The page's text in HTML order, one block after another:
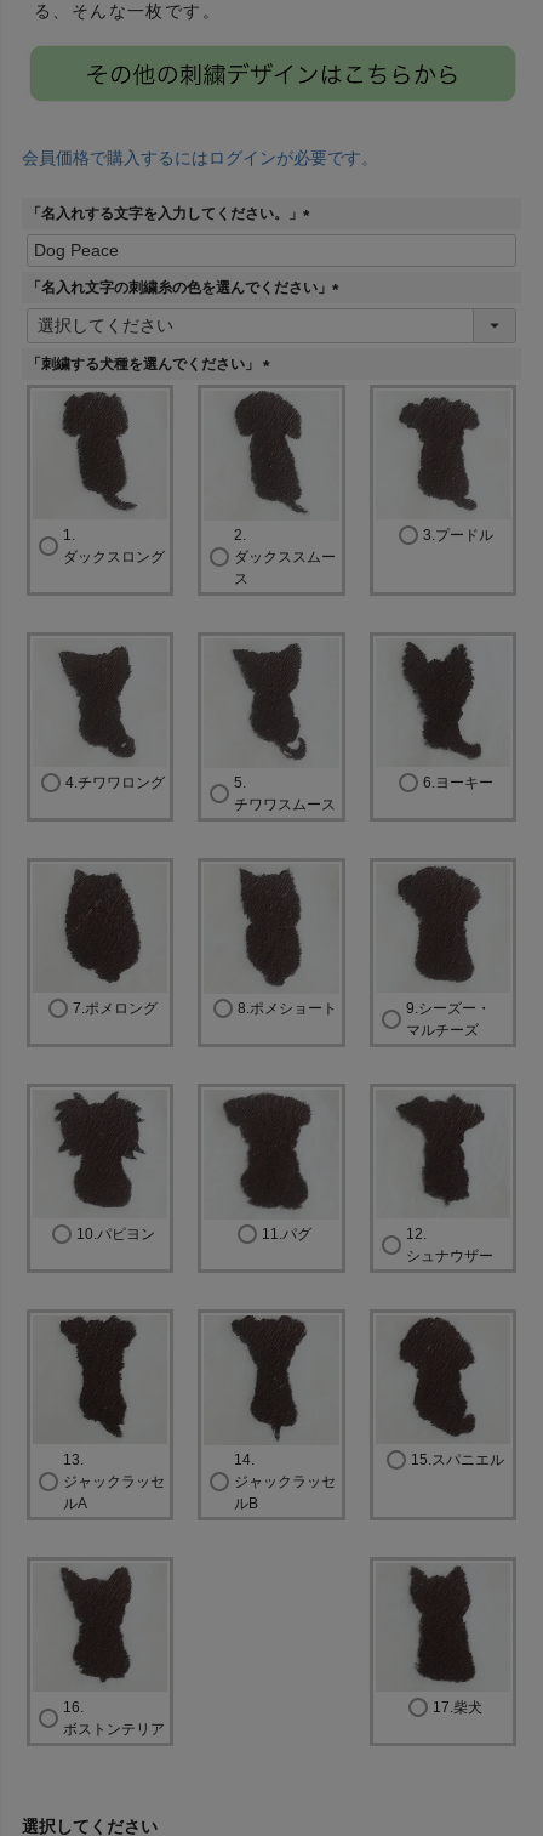
る、そんな一枚です。
会員価格で購入するにはログインが必要です。
「名入れする文字を入力してください。」
(
須
)
「名入れ文字の刺繍糸の色を選んでください」
(
「刺繍する犬種を選んでください」
(
必
1.
ダックスロング
2.
ダックススムー
ス
3.プードル
4.チワワロング
5.
チワワスムース
6.ヨーキー
7.ポメロング 8.ポメショート
9.シーズー・
マルチーズ
10.パピヨン 11.パグ
12.
シュナウザー
13.
ジャックラッセ
ルA
14.
ジャックラッセ
ルB
15.スパニエル
16.
ボストンテリア
17.柴犬
選択してください